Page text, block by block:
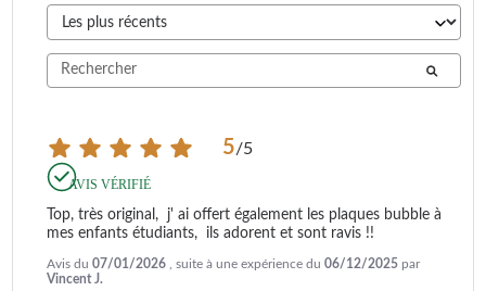
5/5
AVIS VÉRIFIÉ
Top, très original,  j' ai offert également les plaques bubble à
mes enfants étudiants,  ils adorent et sont ravis !!
Avis du 07/01/2026 , suite à une expérience du 06/12/2025 par
Vincent J.